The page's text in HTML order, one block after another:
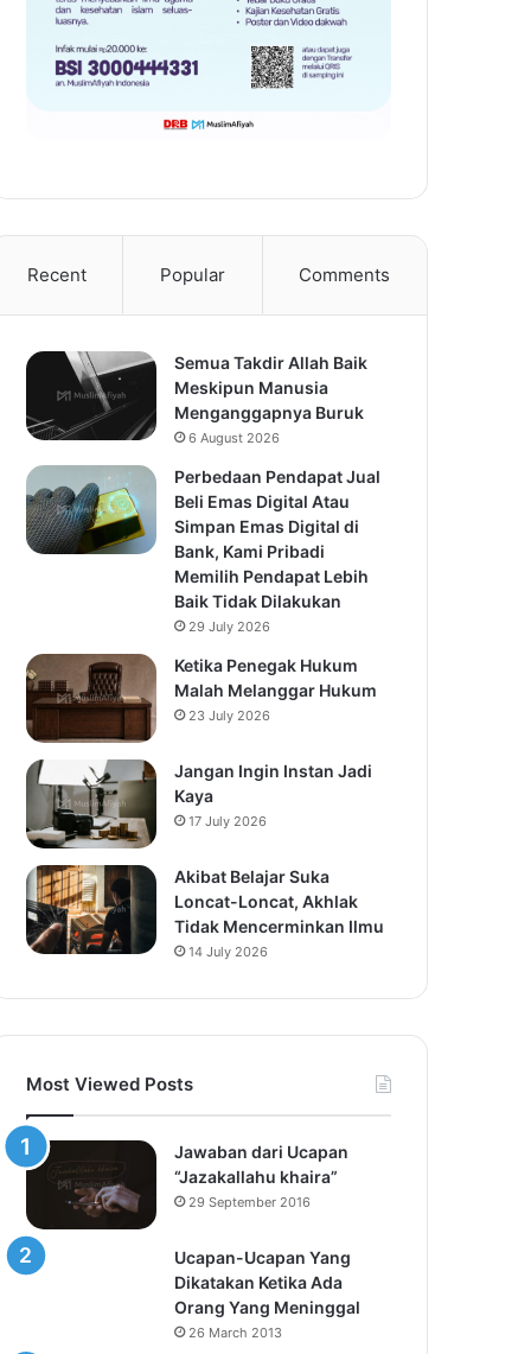
Recent Popular Comments
Semua Takdir Allah Baik
Meskipun Manusia
Menganggapnya Buruk
6 August 2026
Perbedaan Pendapat Jual
Beli Emas Digital Atau
Simpan Emas Digital di
Bank, Kami Pribadi
Memilih Pendapat Lebih
Baik Tidak Dilakukan
29 July 2026
Ketika Penegak Hukum
Malah Melanggar Hukum
23 July 2026
Jangan Ingin Instan Jadi
Kaya
17 July 2026
Akibat Belajar Suka
Loncat-Loncat, Akhlak
Tidak Mencerminkan Ilmu
14 July 2026
Most Viewed Posts
Jawaban dari Ucapan
“Jazakallahu khaira”
29 September 2016
Ucapan-Ucapan Yang
Dikatakan Ketika Ada
Orang Yang Meninggal
26 March 2013